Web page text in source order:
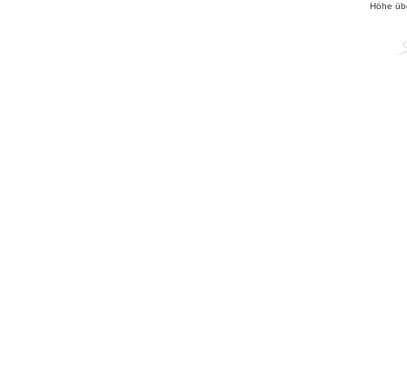
Höhe